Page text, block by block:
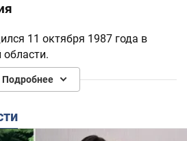
11 октября 1987 года в
активно занимался
Подробнее